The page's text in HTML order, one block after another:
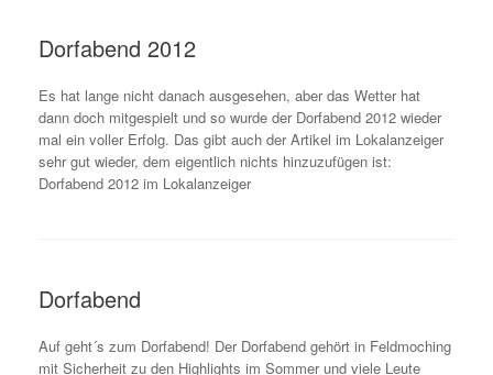
Dorfabend 2012
Es hat lange nicht danach ausgesehen, aber das Wetter hat
dann doch mitgespielt und so wurde der Dorfabend 2012 wieder
mal ein voller Erfolg. Das gibt auch der Artikel im Lokalanzeiger
sehr gut wieder, dem eigentlich nichts hinzuzufügen ist:
Dorfabend 2012 im Lokalanzeiger
Dorfabend
Auf geht´s zum Dorfabend! Der Dorfabend gehört in Feldmoching
mit Sicherheit zu den Highlights im Sommer und viele Leute